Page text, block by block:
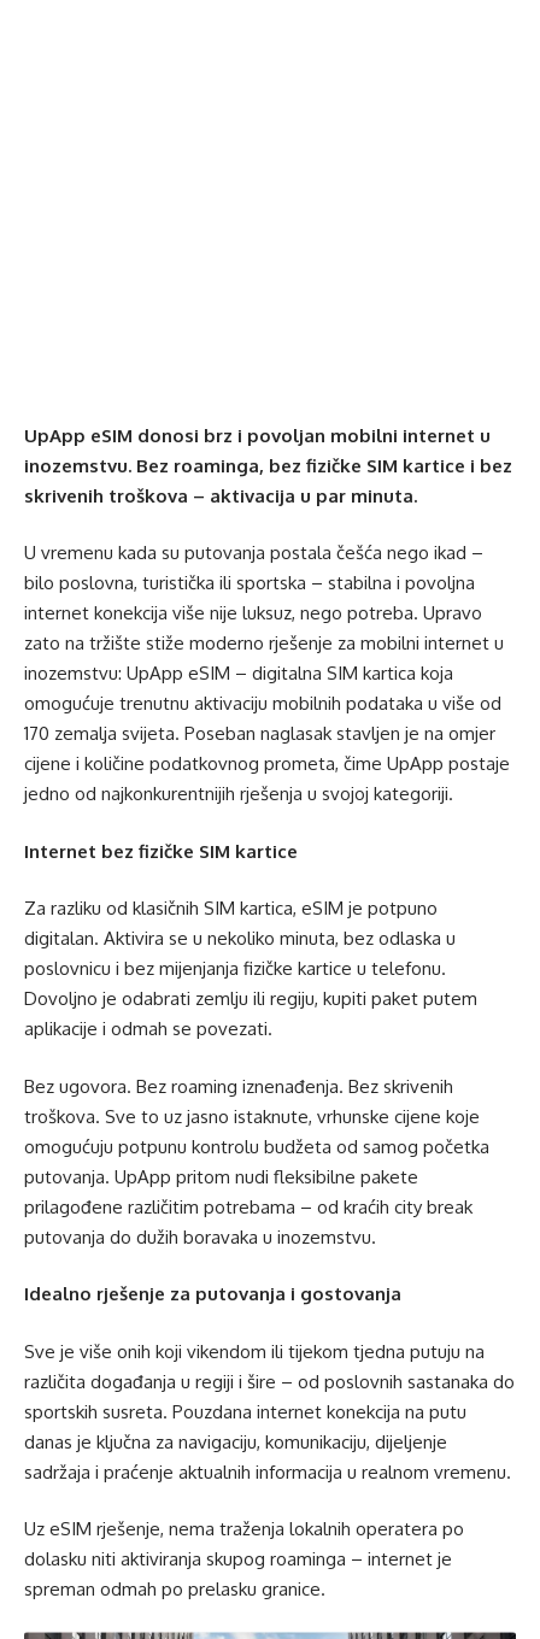
UpApp eSIM donosi brz i povoljan mobilni internet u
inozemstvu. Bez roaminga, bez fizičke SIM kartice i bez
skrivenih troškova – aktivacija u par minuta.
U vremenu kada su putovanja postala češća nego ikad –
bilo poslovna, turistička ili sportska – stabilna i povoljna
internet konekcija više nije luksuz, nego potreba. Upravo
zato na tržište stiže moderno rješenje za mobilni internet u
inozemstvu: UpApp eSIM – digitalna SIM kartica koja
omogućuje trenutnu aktivaciju mobilnih podataka u više od
170 zemalja svijeta. Poseban naglasak stavljen je na omjer
cijene i količine podatkovnog prometa, čime UpApp postaje
jedno od najkonkurentnijih rješenja u svojoj kategoriji.
Internet bez fizičke SIM kartice
Za razliku od klasičnih SIM kartica, eSIM je potpuno
digitalan. Aktivira se u nekoliko minuta, bez odlaska u
poslovnicu i bez mijenjanja fizičke kartice u telefonu.
Dovoljno je odabrati zemlju ili regiju, kupiti paket putem
aplikacije i odmah se povezati.
Bez ugovora. Bez roaming iznenađenja. Bez skrivenih
troškova. Sve to uz jasno istaknute, vrhunske cijene koje
omogućuju potpunu kontrolu budžeta od samog početka
putovanja. UpApp pritom nudi fleksibilne pakete
prilagođene različitim potrebama – od kraćih city break
putovanja do dužih boravaka u inozemstvu.
Idealno rješenje za putovanja i gostovanja
Sve je više onih koji vikendom ili tijekom tjedna putuju na
različita događanja u regiji i šire – od poslovnih sastanaka do
sportskih susreta. Pouzdana internet konekcija na putu
danas je ključna za navigaciju, komunikaciju, dijeljenje
sadržaja i praćenje aktualnih informacija u realnom vremenu.
Uz eSIM rješenje, nema traženja lokalnih operatera po
dolasku niti aktiviranja skupog roaminga – internet je
spreman odmah po prelasku granice.